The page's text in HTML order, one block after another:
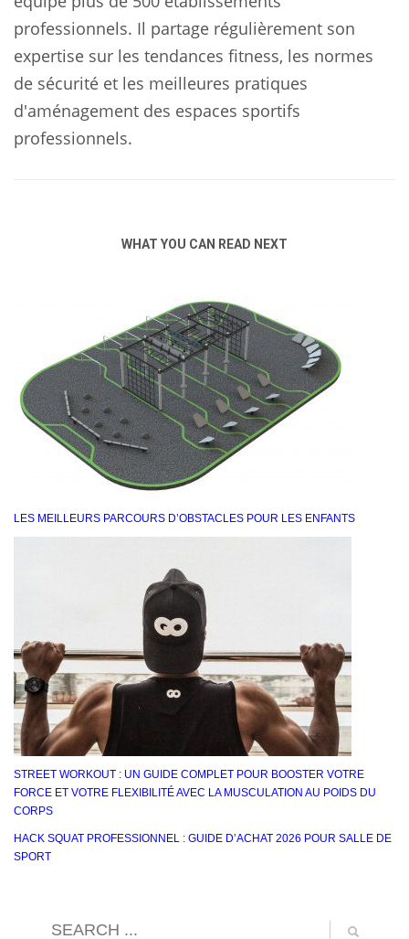
professionnels. Il partage régulièrement son
expertise sur les tendances fitness, les normes
de sécurité et les meilleures pratiques
d'aménagement des espaces sportifs
professionnels.
WHAT YOU CAN READ NEXT
LES MEILLEURS PARCOURS D’OBSTACLES POUR LES ENFANTS
STREET WORKOUT : UN GUIDE COMPLET POUR BOOSTER VOTRE
FORCE ET VOTRE FLEXIBILITÉ AVEC LA MUSCULATION AU POIDS DU
CORPS
HACK SQUAT PROFESSIONNEL : GUIDE D’ACHAT 2026 POUR SALLE DE
SPORT